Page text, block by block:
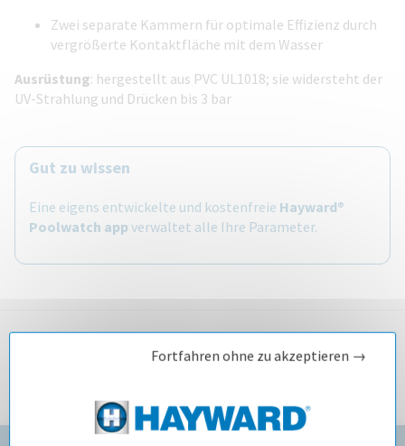
Zwei separate Kammern für optimale Effizienz durch
vergrößerte Kontaktfläche mit dem Wasser
Ausrüstung: hergestellt aus PVC UL1018; sie widersteht der
UV-Strahlung und Drücken bis 3 bar
Gut zu wissen
Eine eigens entwickelte und kostenfreie Hayward®
Poolwatch app verwaltet alle Ihre Parameter.
Fortfahren ohne zu akzeptieren →